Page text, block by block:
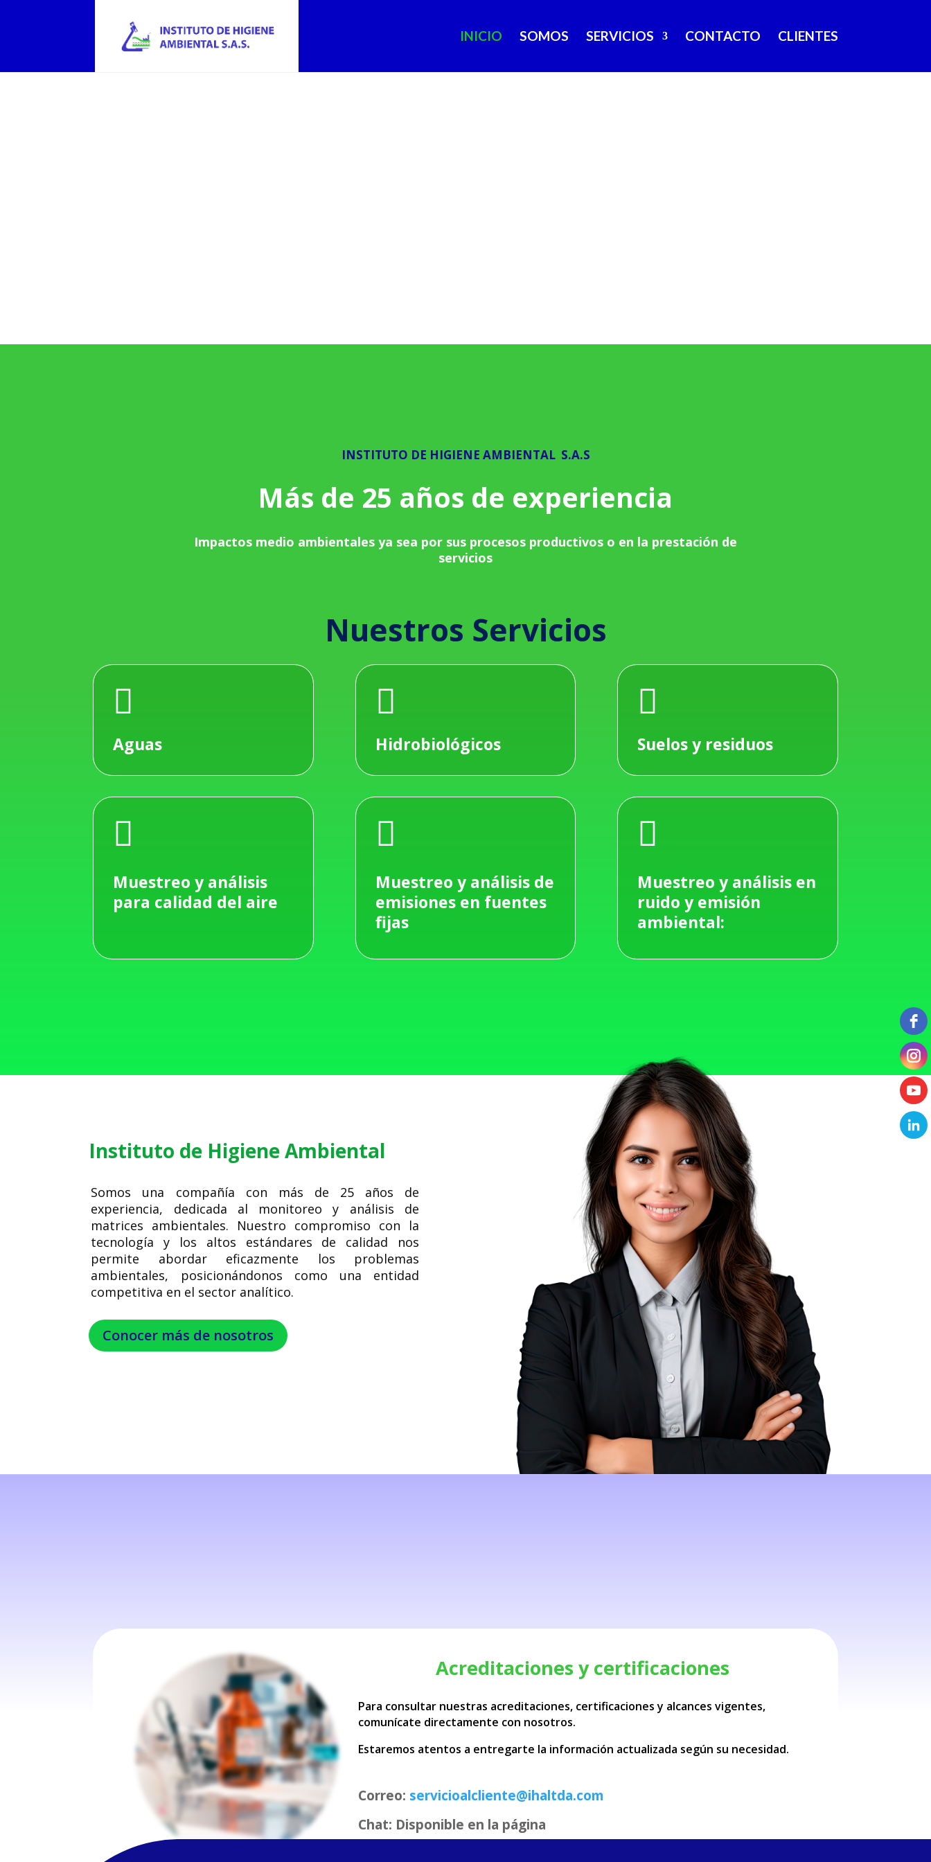
INICIO SOMOS SERVICIOS CONTACTO CLIENTES
INSTITUTO DE HIGIENE AMBIENTAL S.A.S
Más de 25 años de experiencia
Impactos medio ambientales ya sea por sus procesos productivos o en la prestación de
servicios
Nuestros Servicios

Aguas

Hidrobiológicos

Suelos y residuos

Muestreo y análisis
para calidad del aire

Muestreo y análisis de
emisiones en fuentes
fijas

Muestreo y análisis en
ruido y emisión
ambiental:
Instituto de Higiene Ambiental
Somos una compañía con más de 25 años de
experiencia, dedicada al monitoreo y análisis de
matrices ambientales. Nuestro compromiso con la
tecnología y los altos estándares de calidad nos
permite abordar eficazmente los problemas
ambientales, posicionándonos como una entidad
competitiva en el sector analítico.
Conocer más de nosotros
Acreditaciones y certificaciones
Para consultar nuestras acreditaciones, certificaciones y alcances vigentes,
comunícate directamente con nosotros.
Estaremos atentos a entregarte la información actualizada según su necesidad.
Correo: servicioalcliente@ihaltda.com
Chat: Disponible en la página